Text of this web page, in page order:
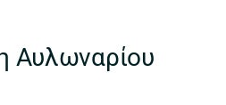
Αυλωναρίου